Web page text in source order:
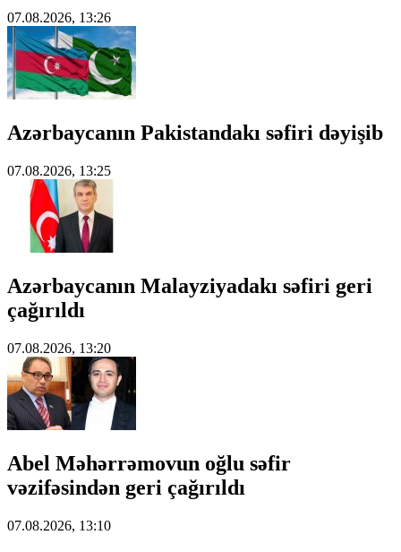
07.08.2026, 13:26
Azərbaycanın Pakistandakı səfiri dəyişib
07.08.2026, 13:25
Azərbaycanın Malayziyadakı səfiri geri
çağırıldı
07.08.2026, 13:20
Abel Məhərrəmovun oğlu səfir
vəzifəsindən geri çağırıldı
07.08.2026, 13:10